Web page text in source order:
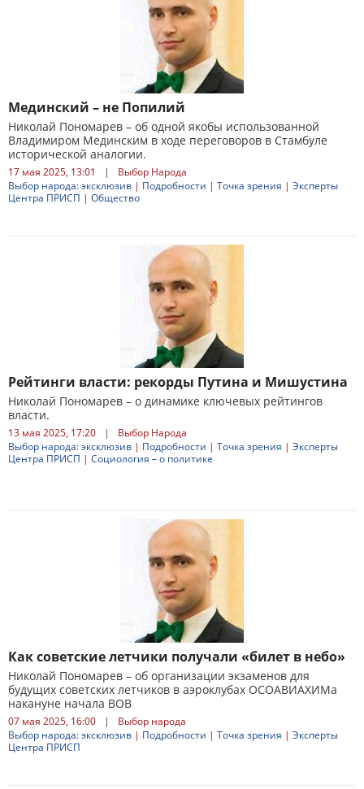
Мединский – не Попилий
Николай Пономарев – об одной якобы использованной
Владимиром Мединским в ходе переговоров в Стамбуле
исторической аналогии.
17 мая 2025, 13:01 |
Выбор Народа
Выбор народа: эксклюзив | Подробности | Точка зрения | Эксперты
Центра ПРИСП | Общество
Рейтинги власти: рекорды Путина и Мишустина
Николай Пономарев – о динамике ключевых рейтингов
власти.
13 мая 2025, 17:20 |
Выбор Народа
Выбор народа: эксклюзив | Подробности | Точка зрения | Эксперты
Центра ПРИСП | Социология – о политике
Как советские летчики получали «билет в небо»
Николай Пономарев – об организации экзаменов для
будущих советских летчиков в аэроклубах ОСОАВИАХИМа
накануне начала ВОВ
07 мая 2025, 16:00 |
Выбор народа
Выбор народа: эксклюзив | Подробности | Точка зрения | Эксперты
Центра ПРИСП